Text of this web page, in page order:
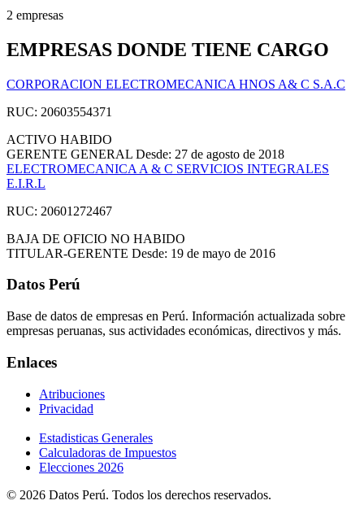
2 empresas
EMPRESAS DONDE TIENE CARGO
CORPORACION ELECTROMECANICA HNOS A& C S.A.C
RUC: 20603554371
ACTIVO HABIDO
GERENTE GENERAL Desde: 27 de agosto de 2018
ELECTROMECANICA A & C SERVICIOS INTEGRALES
E.I.R.L
RUC: 20601272467
BAJA DE OFICIO NO HABIDO
TITULAR-GERENTE Desde: 19 de mayo de 2016
Datos Perú
Base de datos de empresas en Perú. Información actualizada sobre
empresas peruanas, sus actividades económicas, directivos y más.
Enlaces
Atribuciones
Privacidad
Estadisticas Generales
Calculadoras de Impuestos
Elecciones 2026
© 2026 Datos Perú. Todos los derechos reservados.